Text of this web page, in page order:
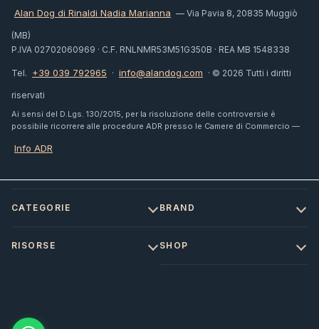
Alan Dog di Rinaldi Nadia Marianna — Via Pavia 8, 20835 Muggiò
(MB)
P.IVA 02702060969 · C.F. RNLNMR53M51G350B · REA MB 1548338
Tel. +39 039 792965 · info@alandog.com · © 2026 Tutti i diritti
riservati
Ai sensi del D.Lgs. 130/2015, per la risoluzione delle controversie è
possibile ricorrere alle procedure ADR presso le Camere di Commercio —
Info ADR
CATEGORIE BRAND
RISORSE SHOP